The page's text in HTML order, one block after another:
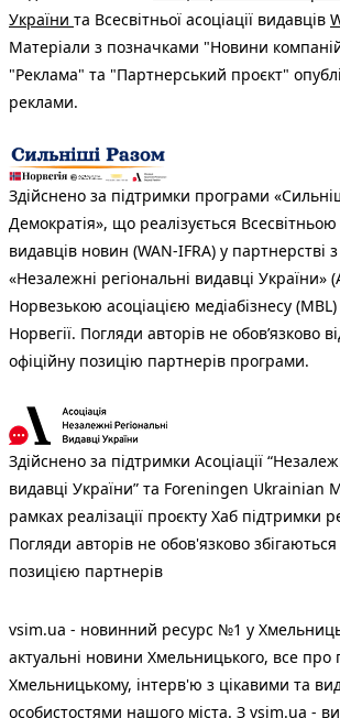
України та Всесвітньої асоціації видавців
Матеріали з позначками "Новини
"Реклама" та "Партнерський проєкт"
реклами.
Здійснено за підтримки програми
Демократія», що реалізується Всесвітньою
видавців новин (WAN-IFRA) у партнерстві
«Незалежні регіональні видавці України»
Норвезькою асоціацією медіабізнесу
Норвегії. Погляди авторів не обов’язково
офіційну позицію партнерів програми.
Здійснено за підтримки Асоціації
видавці України” та Foreningen Ukrainian
рамках реалізації проєкту Хаб підтримки
Погляди авторів не обов'язково
позицією партнерів
vsim.ua - новинний ресурс №1 у
актуальні новини Хмельницького, все про
Хмельницькому, інтерв'ю з цікавими та
особистостями нашого міста. З vsim.ua -